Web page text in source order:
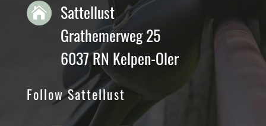

Sattellust
Grathemerweg 25
6037 RN Kelpen-Oler
Follow Sattellust